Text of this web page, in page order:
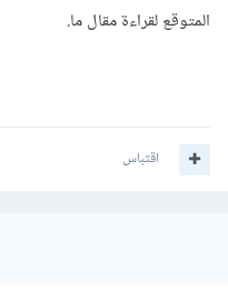
المتوقع لقراءة مقال ما.
اقتباس